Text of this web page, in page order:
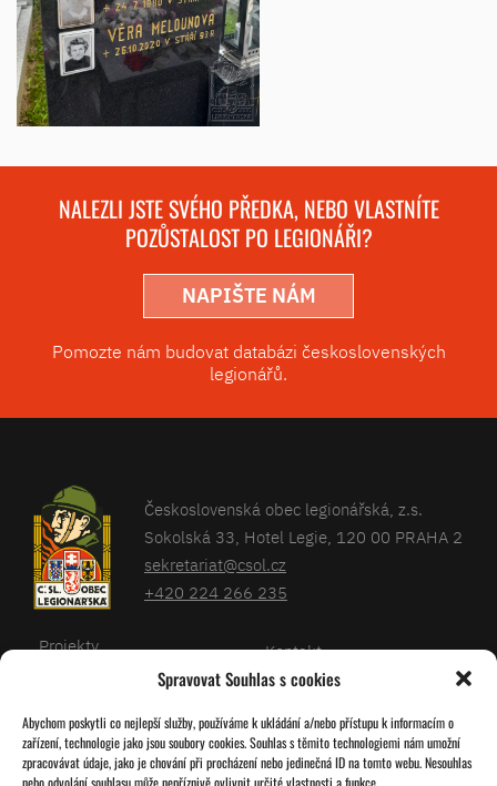
Spravovat Souhlas s cookies
Abychom poskytli co nejlepší služby, používáme k ukládání a/nebo přístupu k informacím o
zařízení, technologie jako jsou soubory cookies. Souhlas s těmito technologiemi nám umožní
zpracovávat údaje, jako je chování při procházení nebo jedinečná ID na tomto webu. Nesouhlas
nebo odvolání souhlasu může nepříznivě ovlivnit určité vlastnosti a funkce.
NALEZLI JSTE SVÉHO PŘEDKA, NEBO VLASTNÍTE
POZŮSTALOST PO LEGIONÁŘI?
NAPIŠTE NÁM
Pomozte nám budovat databázi československých
legionářů.
Československá obec legionářská, z.s.
Sokolská 33, Hotel Legie, 120 00 PRAHA 2
sekretariat@csol.cz
+420 224 266 235
Projekty
Kalendář
O nás
Kontakt
Databáze legionářů
Pro členy
Zásady cookies